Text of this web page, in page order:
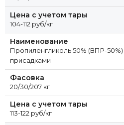
Цена с учетом тары
104-112 руб/кг
Наименование
Пропиленгликоль 50% (ВПР-
присадками
Фасовка
20/30/207 кг
Цена с учетом тары
113-122 руб/кг